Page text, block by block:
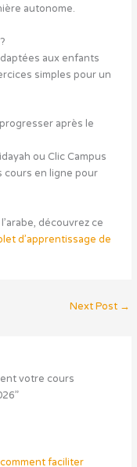
autonome.
aux enfants
simples pour un
après le
ou Clic Campus
cours en ligne pour
découvrez ce
d’apprentissage de
Next Post →
votre cours
faciliter